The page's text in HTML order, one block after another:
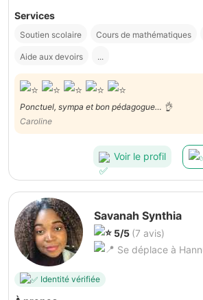
Services
Soutien scolaire Cours de mathématiques
Aide aux devoirs ...
Ponctuel, sympa et bon pédagogue… 👌
Caroline
Voir le profil
Savanah Synthia
5/5 (7 avis)
Se déplace à
Identité vérifiée